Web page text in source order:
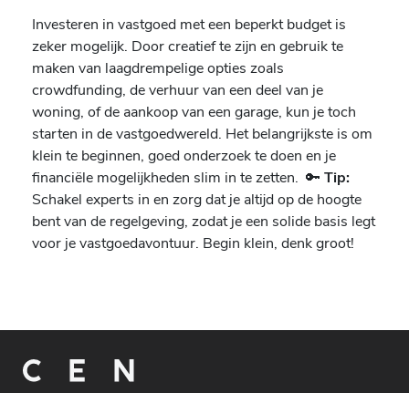
Investeren in vastgoed met een beperkt budget is
zeker mogelijk. Door creatief te zijn en gebruik te
maken van laagdrempelige opties zoals
crowdfunding, de verhuur van een deel van je
woning, of de aankoop van een garage, kun je toch
starten in de vastgoedwereld. Het belangrijkste is om
klein te beginnen, goed onderzoek te doen en je
financiële mogelijkheden slim in te zetten. 🔑 Tip:
Schakel experts in en zorg dat je altijd op de hoogte
bent van de regelgeving, zodat je een solide basis legt
voor je vastgoedavontuur. Begin klein, denk groot!